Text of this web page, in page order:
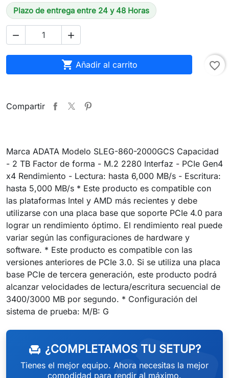
Plazo de entrega entre 24 y 48 Horas
 
 Añadir al carrito favorite_border
Compartir
Marca ADATA Modelo SLEG-860-2000GCS Capacidad
- 2 TB Factor de forma - M.2 2280 Interfaz - PCIe Gen4
x4 Rendimiento - Lectura: hasta 6,000 MB/s - Escritura:
hasta 5,000 MB/s * Este producto es compatible con
las plataformas Intel y AMD más recientes y debe
utilizarse con una placa base que soporte PCIe 4.0 para
lograr un rendimiento óptimo. El rendimiento real puede
variar según las configuraciones de hardware y
software. * Este producto es compatible con las
versiones anteriores de PCIe 3.0. Si se utiliza una placa
base PCIe de tercera generación, este producto podrá
alcanzar velocidades de lectura/escritura secuencial de
3400/3000 MB por segundo. * Configuración del
sistema de prueba: M/B: G
chair ¿COMPLETAMOS TU SETUP?
Tienes el mejor equipo. Ahora necesitas la mejor
comodidad para rendir al máximo.